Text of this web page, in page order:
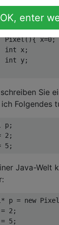
Pixel {
:
Pixel(){ x=
0;
int x;
int y;
Sie
Folgendes
p;
2 ;
5
Java-Welt
p = new
2 ;
5
OK, enter